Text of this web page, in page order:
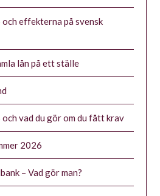
effekterna på svensk
lån på ett ställe
vad du gör om du fått krav
2026
– Vad gör man?